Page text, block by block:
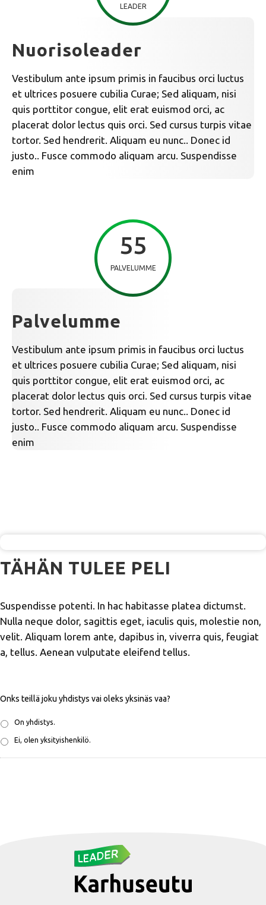
LEADER
Nuorisoleader
Vestibulum ante ipsum primis in faucibus orci luctus
et ultrices posuere cubilia Curae; Sed aliquam, nisi
quis porttitor congue, elit erat euismod orci, ac
placerat dolor lectus quis orci. Sed cursus turpis vitae
tortor. Sed hendrerit. Aliquam eu nunc.. Donec id
justo.. Fusce commodo aliquam arcu. Suspendisse
enim
Palvelumme
Vestibulum ante ipsum primis in faucibus orci luctus
et ultrices posuere cubilia Curae; Sed aliquam, nisi
quis porttitor congue, elit erat euismod orci, ac
placerat dolor lectus quis orci. Sed cursus turpis vitae
tortor. Sed hendrerit. Aliquam eu nunc.. Donec id
justo.. Fusce commodo aliquam arcu. Suspendisse
enim
55
PALVELUMME
TÄHÄN TULEE PELI
Suspendisse potenti. In hac habitasse platea dictumst.
Nulla neque dolor, sagittis eget, iaculis quis, molestie non,
velit. Aliquam lorem ante, dapibus in, viverra quis, feugiat
a, tellus. Aenean vulputate eleifend tellus.
Onks teillä joku yhdistys vai oleks yksinäs vaa?
On yhdistys.
Ei, olen yksityishenkilö.